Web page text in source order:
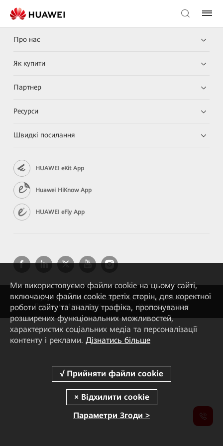
Про нас
Як купити
Партнер
Ресурси
Швидкі посилання
HUAWEI eKit App
Huawei HiKnow App
HUAWEI eFly App
Copyright © 2026 Huawei Technologies Co., Ltd. Усі права захищені.
Політика конфіденційності
Cookies Умови використання
Ми використовуємо файли cookie на цьому сайті,
включаючи файли cookie третіх сторін, для коректної
роботи сайту та аналізу трафіка, пропонування
розширених функціональних можливостей,
характеристик соціальних медіа та персоналізації
контенту і реклами. Дізнатись більше
Параметри Згоди >